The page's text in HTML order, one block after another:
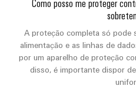
Como posso me proteger
A proteção completa só pode
alimentação e as linhas de
por um aparelho de proteção
disso, é importante dispor